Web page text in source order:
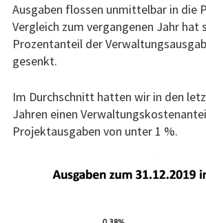
Ausgaben flossen unmittelbar in die
Vergleich zum vergangenen Jahr hat
Prozentanteil der
gesenkt.
Im Durchschnitt hatten wir in den
Jahren einen
Projektausgaben von unter 1 %.